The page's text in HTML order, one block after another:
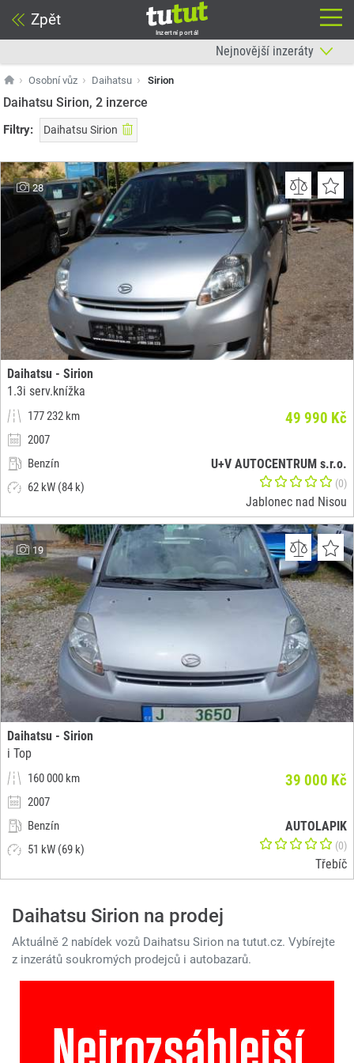
Zpět
Inzertní portál
Osobní vůz Daihatsu Sirion
Daihatsu Sirion, 2 inzerce
Filtry: Daihatsu Sirion
28
Daihatsu - Sirion
1.3i serv.knížka
177 232 km
2007
Benzín
62 kW (84 k)
49 990 Kč
U+V AUTOCENTRUM s.r.o.
(0)
Jablonec nad Nisou
19
Daihatsu - Sirion
i Top
160 000 km
2007
Benzín
51 kW (69 k)
39 000 Kč
AUTOLAPIK
(0)
Třebíč
Daihatsu Sirion na prodej
Aktuálně 2 nabídek vozů Daihatsu Sirion na tutut.cz. Vybírejte
z inzerátů soukromých prodejců i autobazarů.